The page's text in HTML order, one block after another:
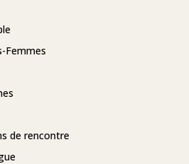
Femmes
de rencontre